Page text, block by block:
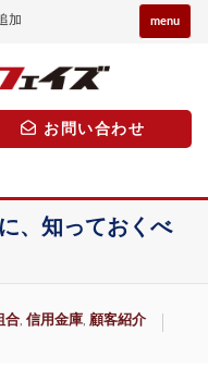
加 menu
お問い合わせ
、知っておくべ
合 信用金庫 顧客紹介